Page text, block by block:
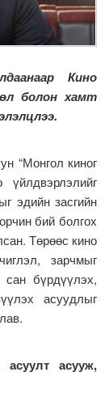
Кино
болон хамт
“Монгол киног
эдийн засгийн
бий болгох
Төрөөс кино
зарчмыг
сан бүрдүүлэх,
асуудлыг
асууж,